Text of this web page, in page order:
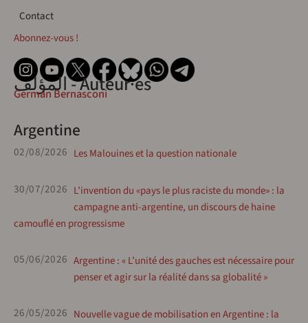
Contact
Contact
Abonnez-vous !
المؤلف - Auteur·esGermán Bernasconi
Argentine
02/08/2026 Les Malouines et la question nationale
30/07/2026 L’invention du «pays le plus raciste du monde» : la
campagne anti-argentine, un discours de haine
camouflé en progressisme
05/06/2026 Argentine : « L’unité des gauches est nécessaire pour
penser et agir sur la réalité dans sa globalité »
26/05/2026 Nouvelle vague de mobilisation en Argentine : la